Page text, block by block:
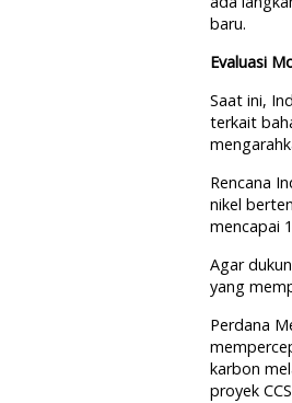
baru.
Evaluasi
Saat ini,
terkait
Rencana
nikel
mencapai
Agar
yang
Perdana
karbon
proyek